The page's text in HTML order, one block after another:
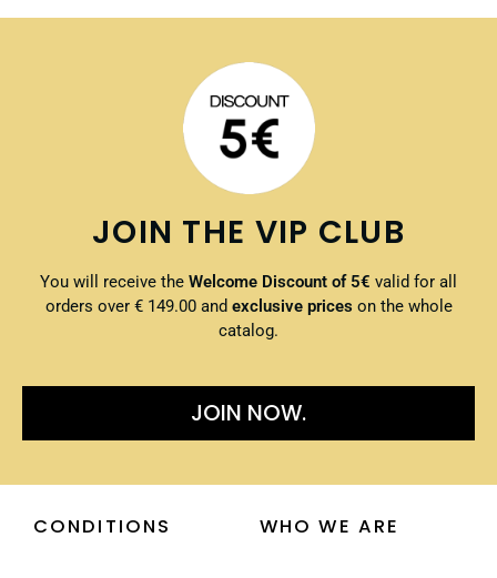
JOIN THE VIP CLUB
You will receive the Welcome Discount of 5€ valid for all
orders over € 149.00 and exclusive prices on the whole
catalog.
JOIN NOW.
CONDITIONS WHO WE ARE